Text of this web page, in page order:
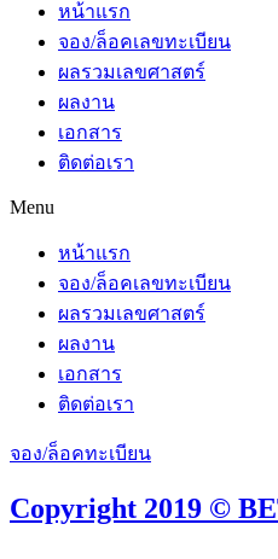
หน้าแรก
จอง/ล็อคเลขทะเบียน
ผลรวมเลขศาสตร์
ผลงาน
เอกสาร
ติดต่อเรา
Menu
หน้าแรก
จอง/ล็อคเลขทะเบียน
ผลรวมเลขศาสตร์
ผลงาน
เอกสาร
ติดต่อเรา
จอง/ล็อคทะเบียน
Copyright 2019 ©